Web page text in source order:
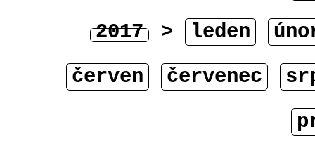
2017 > leden
červen
červenec